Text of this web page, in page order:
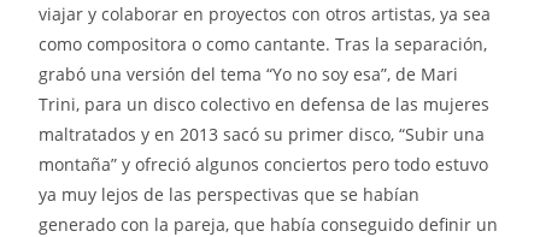
viajar y colaborar en proyectos con otros artistas, ya sea
como compositora o como cantante. Tras la separación,
grabó una versión del tema “Yo no soy esa”, de Mari
Trini, para un disco colectivo en defensa de las mujeres
maltratados y en 2013 sacó su primer disco, “Subir una
montaña” y ofreció algunos conciertos pero todo estuvo
ya muy lejos de las perspectivas que se habían
generado con la pareja, que había conseguido definir un